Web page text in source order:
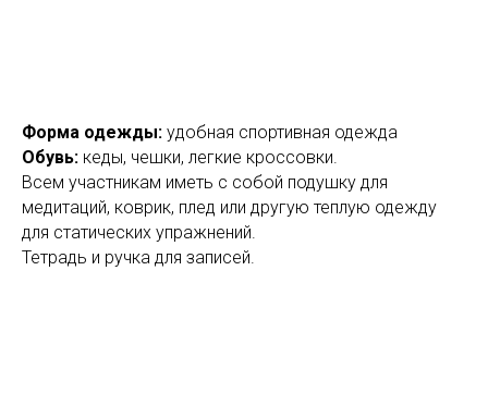
Форма одежды: удобная спортивная одежда
Обувь: кеды, чешки, легкие кроссовки.
Всем участникам иметь с собой подушку для
медитаций, коврик, плед или другую теплую одежду
для статических упражнений.
Тетрадь и ручка для записей.